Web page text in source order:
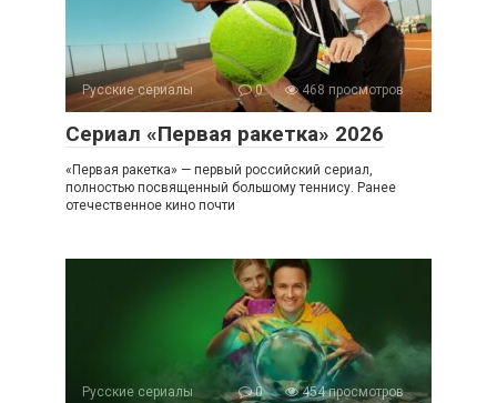
Русские сериалы 0 468 просмотров
Сериал «Первая ракетка» 2026
«Первая ракетка» — первый российский сериал,
полностью посвященный большому теннису. Ранее
отечественное кино почти
Русские сериалы 0 454 просмотров